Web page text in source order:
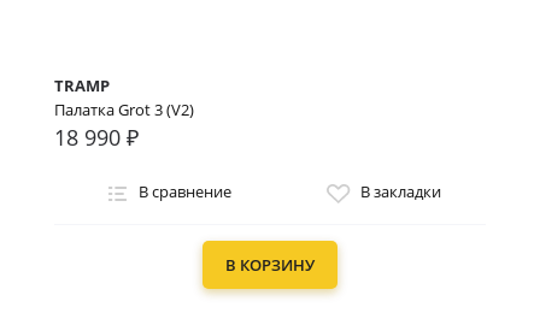
TRAMP
Палатка Grot 3 (V2)
18 990 ₽
В сравнение В закладки
В КОРЗИНУ